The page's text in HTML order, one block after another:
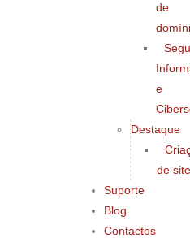
de
e
Destaque
de
Suporte
Blog
Contactos